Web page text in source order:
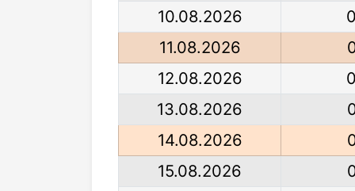
10.08.2026
11.08.2026
12.08.2026
13.08.2026
14.08.2026
15.08.2026